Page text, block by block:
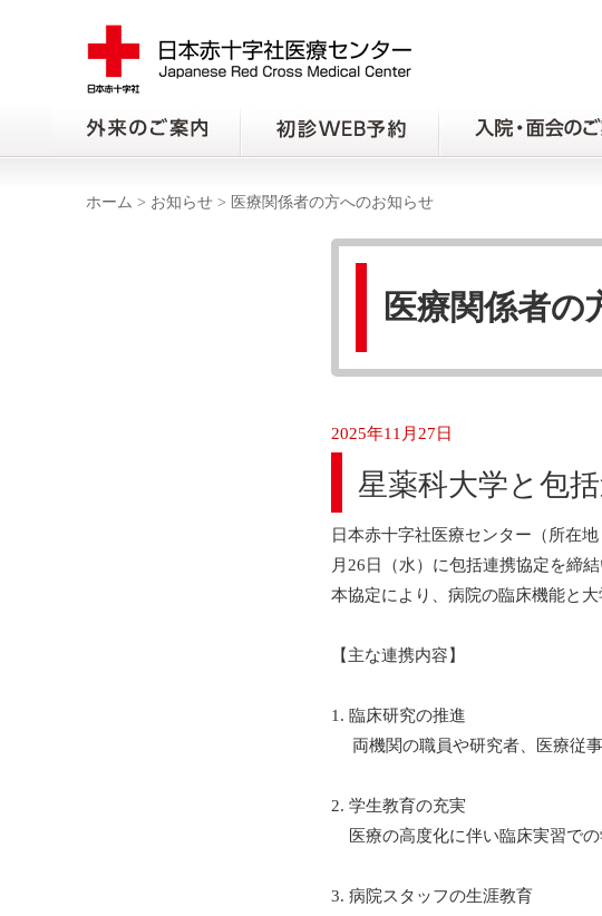
ホーム > お知らせ > 医療関係者の方へのお知らせ
医療関係者の
2025年11月27日
星薬科大学と包
日本赤十字社医療センター（所在
月26日（水）に包括連携協定を締結
本協定により、病院の臨床機能と
【主な連携内容】
1. 臨床研究の推進
両機関の職員や研究者、医療従事
2. 学生教育の充実
医療の高度化に伴い臨床実習での
3. 病院スタッフの生涯教育